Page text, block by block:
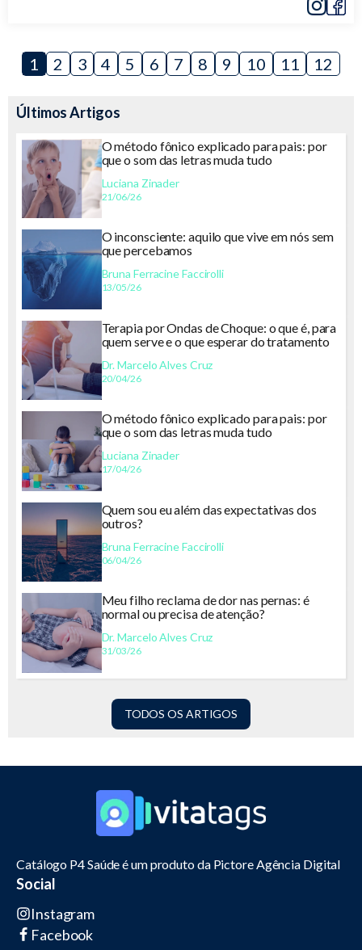
1 2 3 4 5 6 7 8 9 10 11 12
Últimos Artigos
O método fônico explicado para pais: por
que o som das letras muda tudo
Luciana Zinader
21/06/26
O inconsciente: aquilo que vive em nós sem
que percebamos
Bruna Ferracine Faccirolli
13/05/26
Terapia por Ondas de Choque: o que é, para
quem serve e o que esperar do tratamento
Dr. Marcelo Alves Cruz
20/04/26
O método fônico explicado para pais: por
que o som das letras muda tudo
Luciana Zinader
17/04/26
Quem sou eu além das expectativas dos
outros?
Bruna Ferracine Faccirolli
06/04/26
Meu filho reclama de dor nas pernas: é
normal ou precisa de atenção?
Dr. Marcelo Alves Cruz
31/03/26
TODOS OS ARTIGOS
Catálogo P4 Saúde é um produto da Pictore Agência Digital
Social
Instagram
Facebook